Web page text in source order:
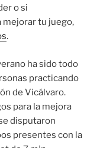
o si
tu juego,
.
ha sido todo
practicando
de Vicálvaro.
para la mejora
disputaron
presentes con la